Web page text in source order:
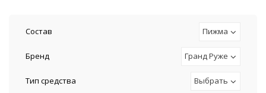
Состав Пижма
Бренд Гранд Руже
Тип средства Выбрать